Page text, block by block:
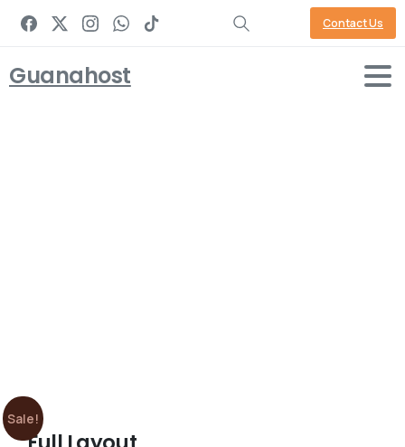
Contact Us
Guanahost
Sale!